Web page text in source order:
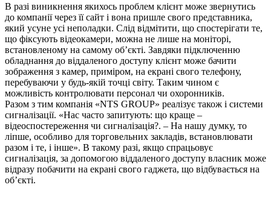
В разі виникнення якихось проблем клієнт може звернутись
до компанії через її сайт і вона пришле свого представника,
який усуне усі неполадки. Слід відмітити, що спостерігати те,
що фіксують відеокамери, можна не лише на моніторі,
встановленому на самому об’єкті. Завдяки підключенню
обладнання до віддаленого доступу клієнт може бачити
зображення з камер, приміром, на екрані свого телефону,
перебуваючи у будь-якій точці світу. Таким чином є
можливість контролювати персонал чи охоронників.
Разом з тим компанія «NTS GROUP» реалізує також і системи
сигналізації. «Нас часто запитують: що краще –
відеоспостереження чи сигналізація?. – На нашу думку, то
ліпше, особливо для торговельних закладів, встановлювати
разом і те, і інше». В такому разі, якщо спрацьовує
сигналізація, за допомогою віддаленого доступу власник може
відразу побачити на екрані свого гаджета, що відбувається на
об’єкті.